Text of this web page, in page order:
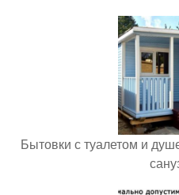
Бытовки с туалетом и